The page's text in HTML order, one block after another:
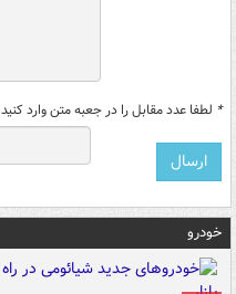
* لطفا عدد مقابل را در جعبه متن وارد کنید
خودرو